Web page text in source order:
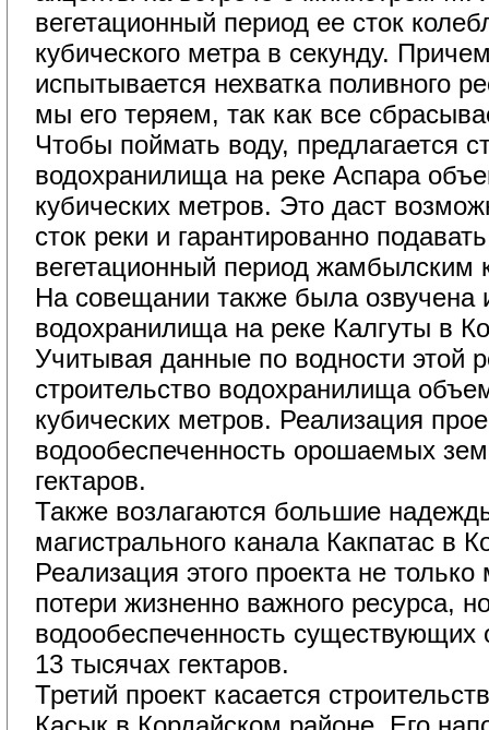
вегетационный период ее сток
кубического метра в секунду.
испытывается нехватка поливного
мы его теряем, так как все
Чтобы поймать воду, предлагается
водохранилища на реке Аспара
кубических метров. Это даст
сток реки и гарантированно
вегетационный период жамбылским
На совещании также была озвучена
водохранилища на реке Калгуты в
Учитывая данные по водности этой
строительство водохранилища
кубических метров. Реализация
водообеспеченность орошаемых
гектаров.
Также возлагаются большие
магистрального канала Какпатас в
Реализация этого проекта не
потери жизненно важного ресурса,
водообеспеченность
13 тысячах гектаров.
Третий проект касается